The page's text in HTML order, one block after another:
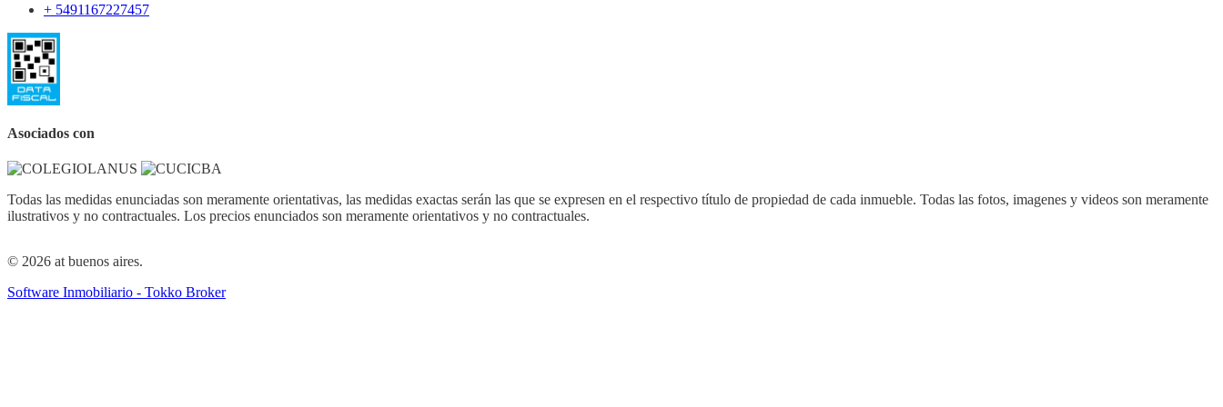
+ 5491167227457
Asociados con
Todas las medidas enunciadas son meramente orientativas, las medidas exactas serán las que se expresen en el respectivo título de propiedad de cada inmueble. Todas las fotos, imagenes y videos son meramente
ilustrativos y no contractuales. Los precios enunciados son meramente orientativos y no contractuales.
© 2026 at buenos aires.
Software Inmobiliario - Tokko Broker